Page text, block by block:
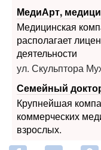
МедиАрт,
Медицинская
располагает
деятельности
ул. Скульптора
Семейный
Крупнейшая
коммерческих
взрослых.